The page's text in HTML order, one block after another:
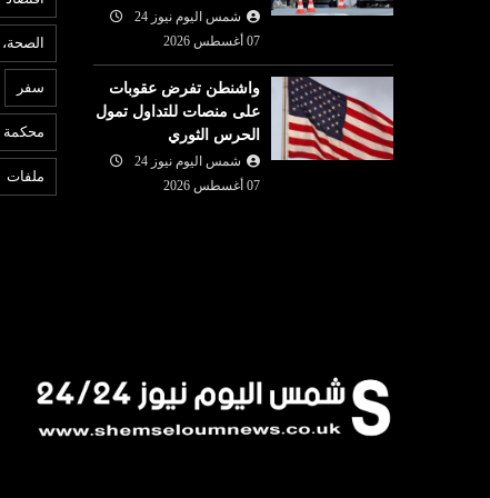
شمس اليوم نيوز 24
07 أغسطس 2026
واشنطن تفرض عقوبات
على منصات للتداول تمول
الحرس الثوري
شمس اليوم نيوز 24
07 أغسطس 2026
الصحة،
سفر
محكمة
ملفات
07 أغسطس
شمس اليوم نيوز 24
07 أغسطس
2026
التزامه تجاه صيادلة القطاع
الخاص عبر شراكة مع ...